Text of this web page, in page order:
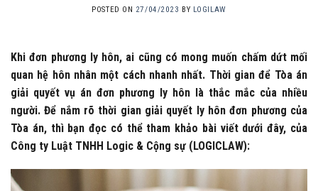
POSTED ON 27/04/2023 BY LOGILAW
Khi đơn phương ly hôn, ai cũng có mong muốn chấm dứt mối
quan hệ hôn nhân một cách nhanh nhất. Thời gian để Tòa án
giải quyết vụ án đơn phương ly hôn là thắc mắc của nhiều
người. Để nắm rõ thời gian giải quyết ly hôn đơn phương của
Tòa án, thì bạn đọc có thể tham khảo bài viết dưới đây, của
Công ty Luật TNHH Logic & Cộng sự (LOGICLAW):